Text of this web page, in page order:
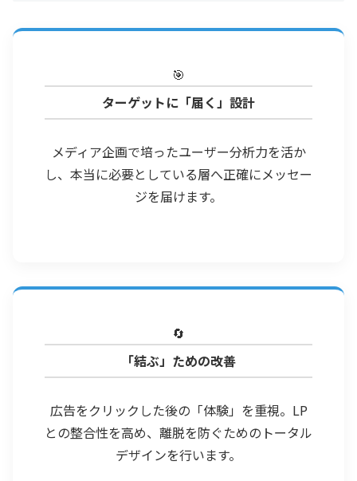
🎯
ターゲットに「届く」設計
メディア企画で培ったユーザー分析力を活か
し、本当に必要としている層へ正確にメッセー
ジを届けます。
🔄
「結ぶ」ための改善
広告をクリックした後の「体験」を重視。LP
との整合性を高め、離脱を防ぐためのトータル
デザインを行います。